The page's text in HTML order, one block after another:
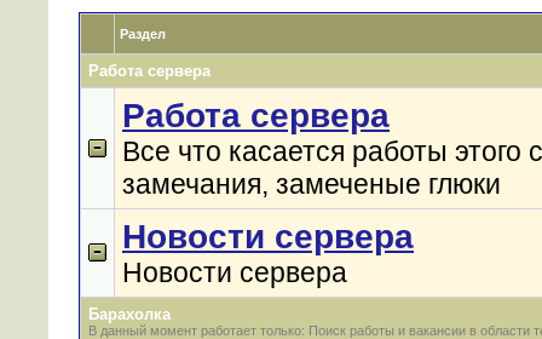
Раздел
Работа сервера
Работа сервера
Все что касается работы
замечания, замеченые глюки
Новости сервера
Новости сервера
Барахолка
В данный момент работает только: Поиск работы и вакансии в области